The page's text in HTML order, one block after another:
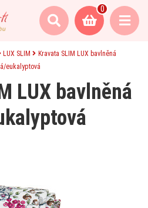
0
LUX SLIM
Kravata SLIM LUX bavlněná
eukalyptová
LUX bavlněná